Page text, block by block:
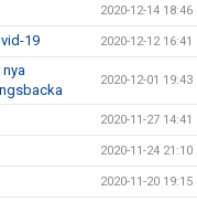
2020-12-14 18:46
19 2020-12-12 16:41
nya
2020-12-01 19:43
2020-11-27 14:41
2020-11-24 21:10
2020-11-20 19:15